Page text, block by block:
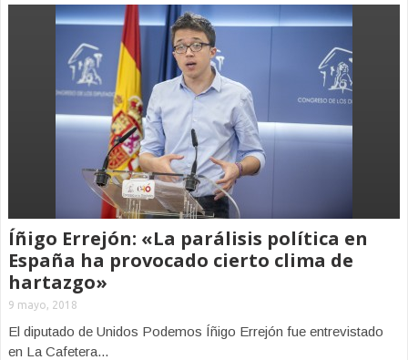
Íñigo Errejón: «La parálisis política en
España ha provocado cierto clima de
hartazgo»
9 mayo, 2018
El diputado de Unidos Podemos Íñigo Errejón fue entrevistado
en La Cafetera...